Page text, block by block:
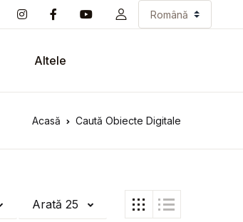
Altele
Acasă Caută Obiecte Digitale
Arată 25